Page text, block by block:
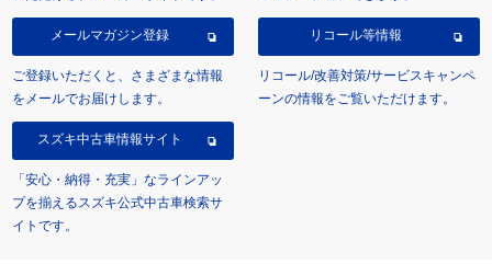
メールマガジン登録
ご登録いただくと、さまざまな情報
をメールでお届けします。
リコール等情報
リコール/改善対策/サービスキャンペ
ーンの情報をご覧いただけます。
スズキ中古車情報サイト
「安心・納得・充実」なラインアッ
プを揃えるスズキ公式中古車検索サ
イトです。